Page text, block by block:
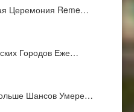
Церемония Reme…
Городов Еже…
Шансов Умере…